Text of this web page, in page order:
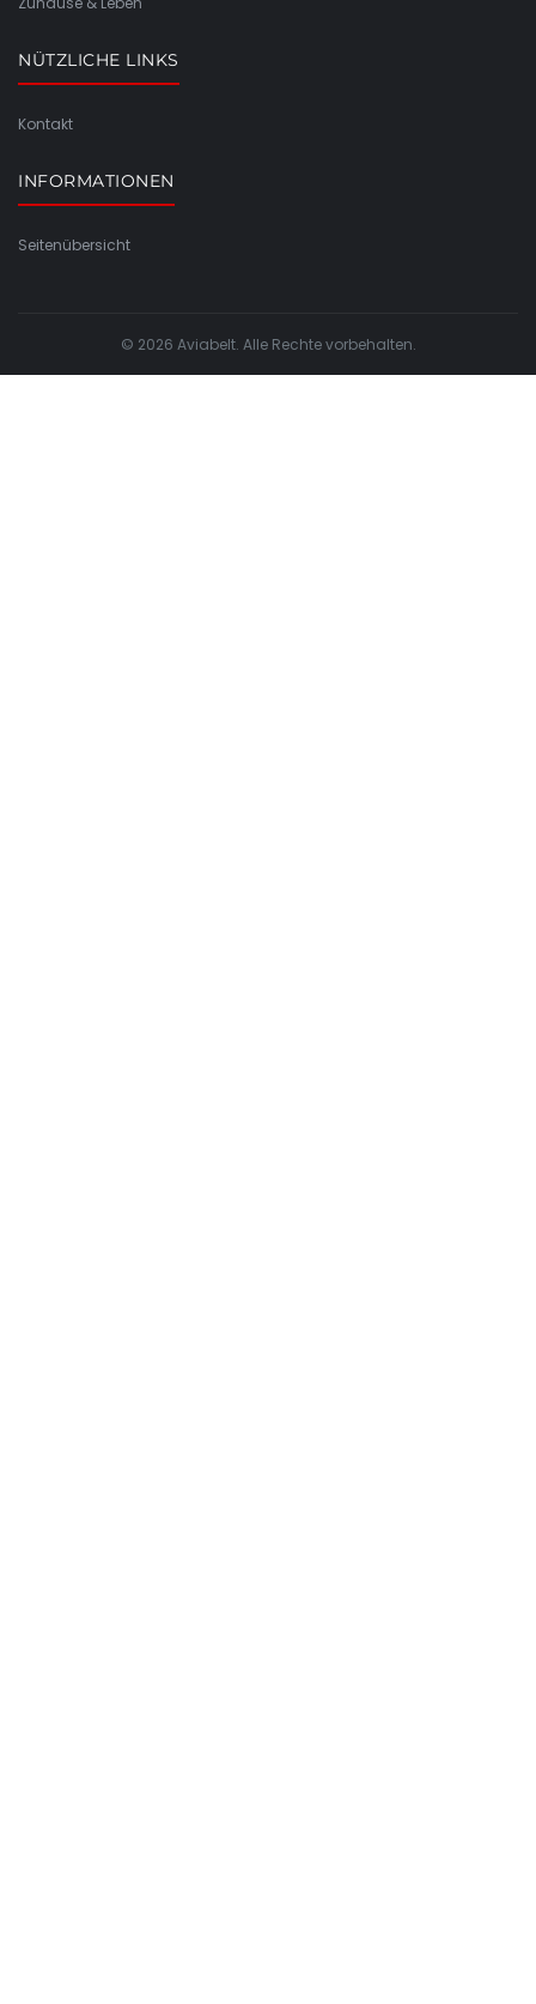
NÜTZLICHE LINKS
Kontakt
INFORMATIONEN
Seitenübersicht
© 2026 Aviabelt. Alle Rechte vorbehalten.